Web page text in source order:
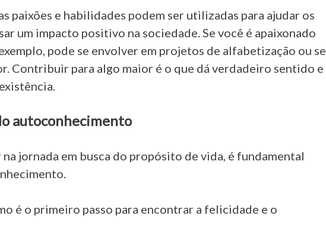
paixões e habilidades podem ser utilizadas para ajudar os
um impacto positivo na sociedade. Se você é apaixonado
pode se envolver em projetos de alfabetização ou se
Contribuir para algo maior é o que dá verdadeiro sentido e
autoconhecimento
jornada em busca do propósito de vida, é fundamental
é o primeiro passo para encontrar a felicidade e o